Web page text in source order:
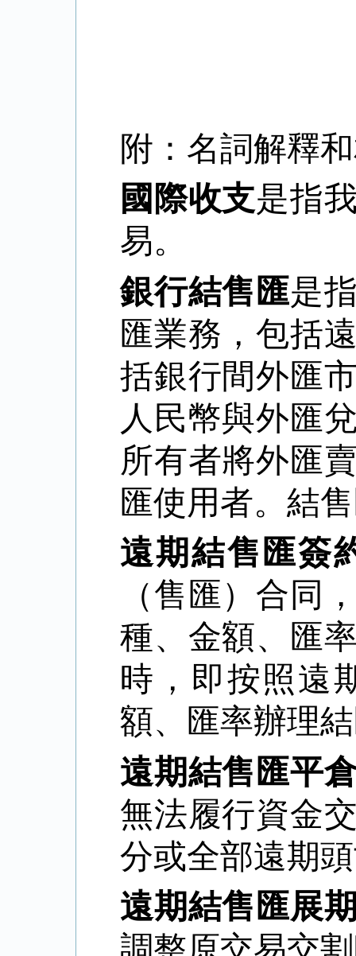
附：名詞解釋
國際收支是指
易。
銀行結售匯是
匯業務，包括
括銀行間外匯
人民幣與外匯
所有者將外匯
匯使用者。結
遠期結售匯簽
（售匯）合同
種、金額、匯
時，即按照遠
額、匯率辦理
遠期結售匯平
無法履行資金
分或全部遠期
遠期結售匯展
調整原交易交